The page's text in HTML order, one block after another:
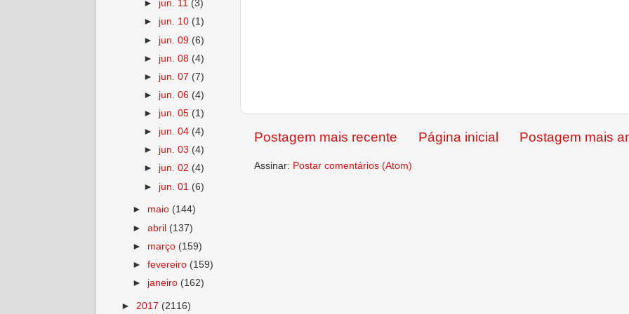
Postagem mais recente Postagem mais
Página inicial
Assinar: Postar comentários (Atom)
► jun. 11 (3)
► jun. 10 (1)
► jun. 09 (6)
► jun. 08 (4)
► jun. 07 (7)
► jun. 06 (4)
► jun. 05 (1)
► jun. 04 (4)
► jun. 03 (4)
► jun. 02 (4)
► jun. 01 (6)
► maio (144)
►abril (137)
► março (159)
►fevereiro (159)
► janeiro (162)
► 2017 (2116)